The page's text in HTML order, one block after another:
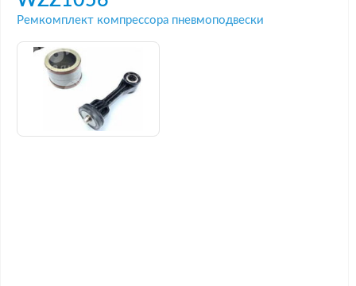
Ремкомплект компрессора пневмоподвески